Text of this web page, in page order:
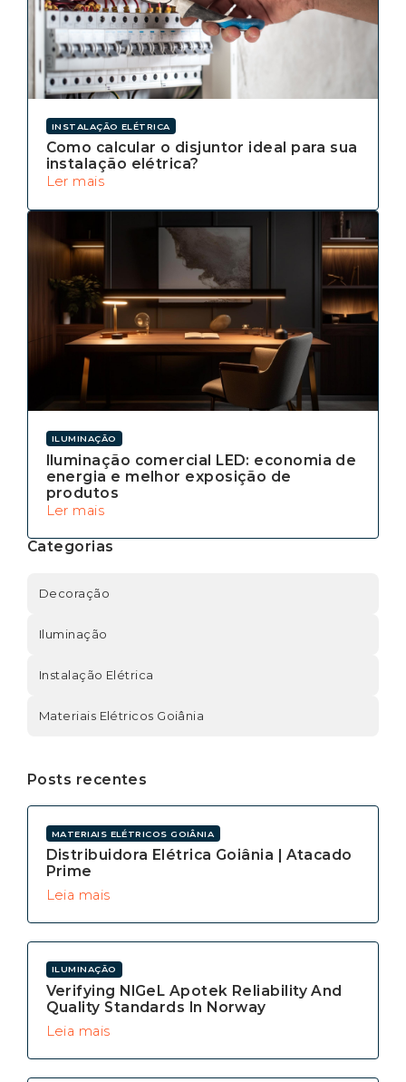
Categorias
Decoração
Iluminação
Instalação Elétrica
Materiais Elétricos Goiânia
Posts recentes
MATERIAIS ELÉTRICOS GOIÂNIA
Distribuidora Elétrica Goiânia | Atacado
Prime
Leia mais
ILUMINAÇÃO
Verifying NIGeL Apotek Reliability And
Quality Standards In Norway
Leia mais
INSTALAÇÃO ELÉTRICA
Como calcular o disjuntor ideal para sua
instalação elétrica?
Ler mais
ILUMINAÇÃO
Iluminação comercial LED: economia de
energia e melhor exposição de
produtos
Ler mais